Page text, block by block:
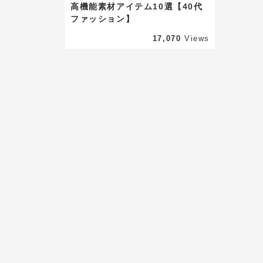
高機能素材アイテム10選【40代
ファッション】
17,070 Views